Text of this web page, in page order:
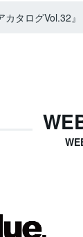
タログVol.32』